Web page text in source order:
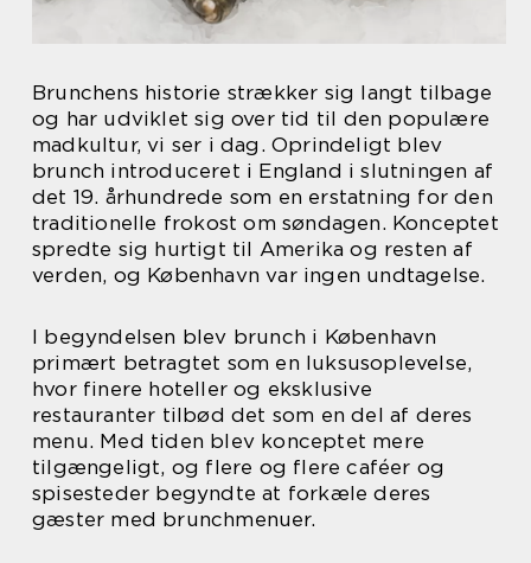
Brunchens historie strækker sig langt tilbage
og har udviklet sig over tid til den populære
madkultur, vi ser i dag. Oprindeligt blev
brunch introduceret i England i slutningen af
det 19. århundrede som en erstatning for den
traditionelle frokost om søndagen. Konceptet
spredte sig hurtigt til Amerika og resten af
verden, og København var ingen undtagelse.
I begyndelsen blev brunch i København
primært betragtet som en luksusoplevelse,
hvor finere hoteller og eksklusive
restauranter tilbød det som en del af deres
menu. Med tiden blev konceptet mere
tilgængeligt, og flere og flere caféer og
spisesteder begyndte at forkæle deres
gæster med brunchmenuer.